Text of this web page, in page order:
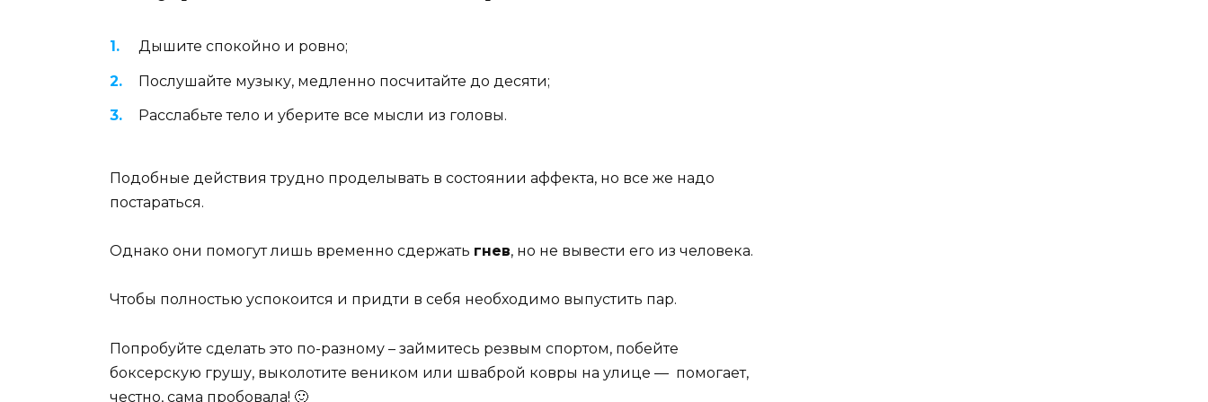
Дышите спокойно и ровно;
Послушайте музыку, медленно посчитайте до десяти;
Расслабьте тело и уберите все мысли из головы.
Подобные действия трудно проделывать в состоянии аффекта, но все же надо
постараться.
Однако они помогут лишь временно сдержать гнев, но не вывести его из человека.
Чтобы полностью успокоится и придти в себя необходимо выпустить пар.
Попробуйте сделать это по-разному – займитесь резвым спортом, побейте
боксерскую грушу, выколотите веником или шваброй ковры на улице — помогает,
честно, сама пробовала! 🙂